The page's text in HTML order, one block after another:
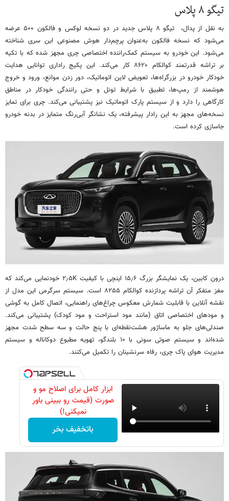
تیگو ۸ پلاس
به نقل از پدال، ‌ تیگو ۸ پلاس جدید در دو نسخه لوکس و فالکون ۵۰۰ عرضه
می‌شود که نسخه فالکون به‌عنوان پرچم‌دار هوش مصنوعی این سری شناخته
می‌شود. این خودرو به سیستم کمک‌راننده اختصاصی چری مجهز شده که با تکیه
بر تراشه قدرتمند کوالکام ۸۶۲۰ کار می‌کند. این پکیج راداری توانایی هدایت
خودکار خودرو در بزرگراه‌ها، تعویض لاین اتوماتیک، دور زدن موانع، ورود و خروج
هوشمند از رمپ‌ها، تطبیق با شرایط تونل و حتی رانندگی خودکار در مناطق
کارگاهی را دارد و از سیستم پارک اتوماتیک نیز پشتیبانی می‌کند. چری برای تمایز
نسخه‌های مجهز به این رادار پیشرفته، یک نشانگر آبی‌رنگ متمایز در بدنه خودرو
جاسازی کرده است.
درون کابین، یک نمایشگر بزرگ ۱۵٫۶ اینچی با کیفیت ۲٫۵K خودنمایی می‌کند که
مغز متفکر آن تراشه پردازنده کوالکام ۸۲۵۵ است. سیستم سرگرمی این مدل از
نقشه آنلاین با قابلیت شمارش معکوس چراغ‌های راهنمایی، اتصال کامل به گوشی
و مودهای اختصاصی اتاق (مانند مود استراحت و مود کودک) پشتیبانی می‌کند.
صندلی‌های جلو به ماساژور هشت‌نقطه‌ای با پنج حالت و سه سطح شدت مجهز
شده‌اند و سیستم صوتی سونی با ۱۰ بلندگو، تهویه مطبوع دوکاناله و سیستم
مدیریت هوای پاک چری، رفاه سرنشینان را تکمیل می‌کنند.
ابزار کامل برای اصلاح مو و
صورت (قیمت رو ببینی باور
نمیکنی!)
باتخفیف بخر